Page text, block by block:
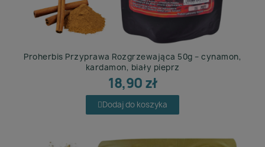
Proherbis Przyprawa Rozgrzewająca 50g – cynamon,
kardamon, biały pieprz
18,90 zł
Dodaj do koszyka